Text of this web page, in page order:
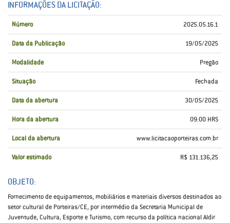
INFORMAÇÕES DA LICITAÇÃO:
Número 2025.05.16.1
Data da Publicação 19/05/2025
Modalidade Pregão
Situação Fechada
Data da abertura 30/05/2025
Hora da abertura 09:00 HRS
Local da abertura www.licitacaoporteiras.com.br
Valor estimado R$ 131.136,25
OBJETO:
Fornecimento de equipamentos, mobiliários e materiais diversos destinados ao
setor cultural de Porteiras/CE, por intermédio da Secretaria Municipal de
Juventude, Cultura, Esporte e Turismo, com recurso da política nacional Aldir